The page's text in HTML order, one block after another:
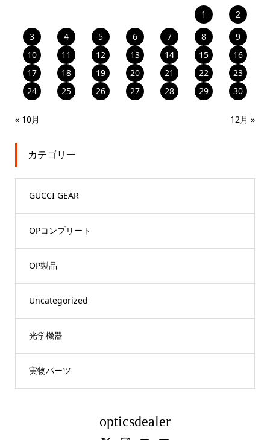
1
2
3
4 5 6 7 8
9
10
11 12 13 14 15
16
17
18 19 20 21 22
23
24
25 26 27 28 29 30
« 10月 12月 »
カテゴリー
GUCCI GEAR
OPコンプリート
OP製品
Uncategorized
光学機器
実物パーツ
opticsdealer